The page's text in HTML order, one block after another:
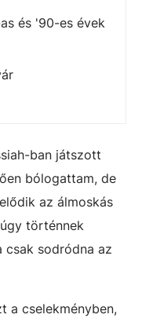
és '90-es évek
ban játszott
bólogattam, de
az álmoskás
történnek
csak sodródna az
a cselekményben,